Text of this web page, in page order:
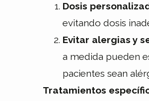
Dosis
evitando dosis
Evitar alergias y
a medida pueden
pacientes sean
Tratamientos